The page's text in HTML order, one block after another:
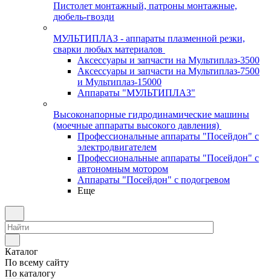
Пистолет монтажный, патроны монтажные,
дюбель-гвозди
МУЛЬТИПЛАЗ - аппараты плазменной резки,
сварки любых материалов
Аксессуары и запчасти на Мультиплаз-3500
Аксессуары и запчасти на Мультиплаз-7500
и Мультиплаз-15000
Аппараты "МУЛЬТИПЛАЗ"
Высоконапорные гидродинамические машины
(моечные аппараты высокого давления)
Профессиональные аппараты "Посейдон" с
электродвигателем
Профессиональные аппараты "Посейдон" с
автономным мотором
Аппараты "Посейдон" с подогревом
Еще
Каталог
По всему сайту
По каталогу